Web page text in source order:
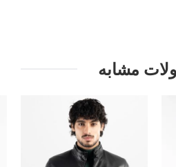
مشابه